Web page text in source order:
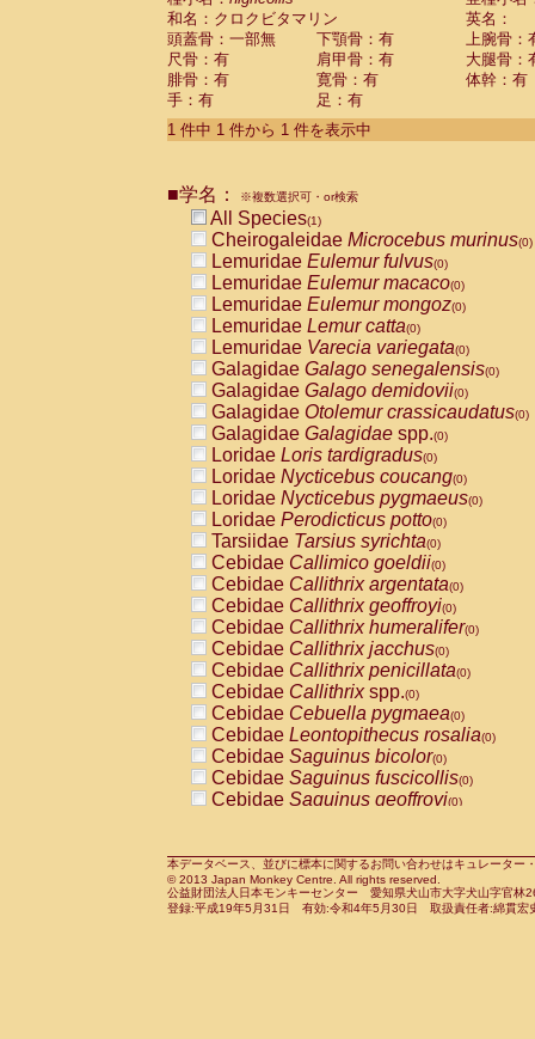
CebidaeSaguinus nigricollis (1)
Cebidae Saguinus oedipus
Cebidae Saguinus weddelli
Cebidae Saguinusspp.
Cebidae Aotus trivirgatus
Cebidae Cebus albifrons
CebidaeCebus nigrivittatus
CebidaeCebus
CebidaeSaimiri boliviensis(0)
CebidaeSaimiri sciureus(0)
AtelidaeAlouatta caraya(0)
AtelidaeAlouatta fusca(0)
AtelidaeAlouatta seniculus
AtelidaeAlouattaspp.(0)
AtelidaeAteles belzebuth(0)
AtelidaeAteles geoffroyi(0)
AtelidaeAteles paniscus(0)
AtelidaeAtelesspp.(0)
Atelidae Lagothrix lagothricha
AtelidaeLagothrix lagothricha cana
PitheciidaeCacajao calvus
PitheciidaeCallicebus cupreus
PitheciidaeCallicebus donacophilus
PitheciidaeCallicebus moloch
PitheciidaeCallicebus torquatus
PitheciidaeCallicebusspp.(0)
PitheciidaeChiropotes satanas(0)
PitheciidaePithecia monachus
PitheciidaePithecia pithecia(0)
CercopithecidaeCercocebus agilis
CercopithecidaeCercocebus
CercopithecidaeCercocebus
CercopithecidaeCercocebus
CercopithecidaeCercocebus
CercopithecidaeCercocebushybrid
CercopithecidaePapio anubis(0)
CercopithecidaePapio cynocephalus
CercopithecidaePapio hamadryas(0)
和名：クロクビタマリン
英名：
頭蓋骨：一部無
下顎骨：有
上腕骨：
尺骨：有
肩甲骨：有
大腿骨：
腓骨：有
寛骨：有
体幹：有
手：有
足：有
1 件中 1 件から 1 件を表示中
■学名： ※複数選択可・or検索
All Species(1)
Cheirogaleidae Microcebus murinus(0)
Lemuridae Eulemur fulvus(0)
Lemuridae Eulemur macaco(0)
Lemuridae Eulemur mongoz(0)
Lemuridae Lemur catta(0)
Lemuridae Varecia variegata(0)
Galagidae Galago senegalensis(0)
Galagidae Galago demidovii(0)
Galagidae Otolemur crassicaudatus(0)
Galagidae Galagidae spp.(0)
Loridae Loris tardigradus(0)
Loridae Nycticebus coucang(0)
Loridae Nycticebus pygmaeus(0)
Loridae Perodicticus potto(0)
Tarsiidae Tarsius syrichta(0)
Cebidae Callimico goeldii(0)
Cebidae Callithrix argentata(0)
Cebidae Callithrix geoffroyi(0)
Cebidae Callithrix humeralifer(0)
Cebidae Callithrix jacchus(0)
Cebidae Callithrix penicillata(0)
Cebidae Callithrixspp.(0)
Cebidae Cebuella pygmaea(0)
Cebidae Leontopithecus rosalia(0)
Cebidae Saguinus bicolor(0)
Cebidae Saguinus fuscicollis(0)
Cebidae Saguinus geoffroyi(0)
CebidaeSaguinus leucopus(0)
CebidaeSaguinus midas(0)
Cebidae Saguinus mystax(0)
本データベース、並びに標本に関するお問い合わせはキュレータ
© 2013 Japan Monkey Centre. All rights reserved.
公益財団法人日本モンキーセンター 愛知県犬山市大字犬山字官
登録:平成19年5月31日 有効:令和4年5月30日 取扱責任者:綿貫宏